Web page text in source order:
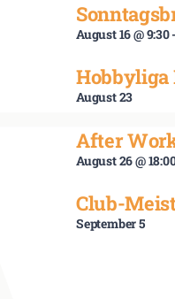
August 16 @ 9:30
Hobbyliga
August 23
After
August 26 @
Club-
September 5